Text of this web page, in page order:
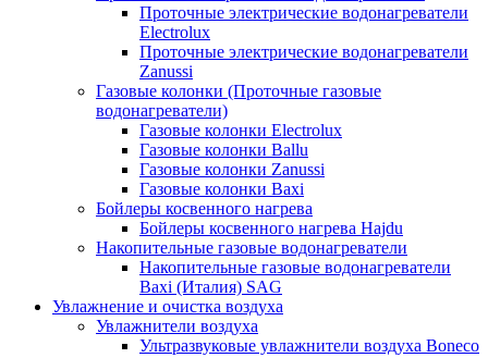
Проточные электрические водонагреватели
Electrolux
Проточные электрические водонагреватели
Zanussi
Газовые колонки (Проточные газовые
водонагреватели)
Газовые колонки Electrolux
Газовые колонки Ballu
Газовые колонки Zanussi
Газовые колонки Baxi
Бойлеры косвенного нагрева
Бойлеры косвенного нагрева Hajdu
Накопительные газовые водонагреватели
Накопительные газовые водонагреватели
Baxi (Италия) SAG
Увлажнение и очистка воздуха
Увлажнители воздуха
Ультразвуковые увлажнители воздуха Boneco